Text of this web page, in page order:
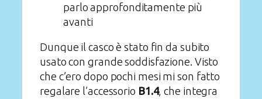
parlo approfonditamente più
avanti
Dunque il casco è stato fin da subito
usato con grande soddisfazione. Visto
che c’ero dopo pochi mesi mi son fatto
regalare l’accessorio B1.4, che integra